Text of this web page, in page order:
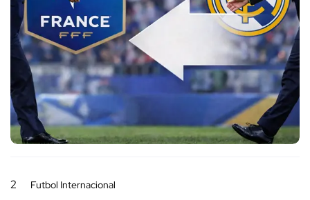
2 Futbol Internacional